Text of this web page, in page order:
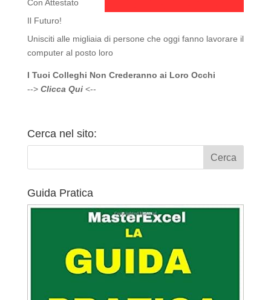
Con Attestato
Il Futuro!
Unisciti alle migliaia di persone che oggi fanno lavorare il
computer al posto loro
I Tuoi Colleghi Non Crederanno ai Loro Occhi
--> Clicca Qui<--
Cerca nel sito:
Guida Pratica